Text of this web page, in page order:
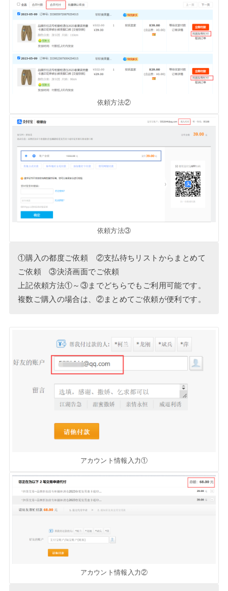
依頼方法②
依頼方法③
①購入の都度ご依頼 ②支払待ちリストからまとめて
ご依頼 ③決済画面でご依頼
上記依頼方法①～③までどちらでもご利用可能です。
複数ご購入の場合は、②まとめてご依頼が便利です。
アカウント情報入力①
アカウント情報入力②